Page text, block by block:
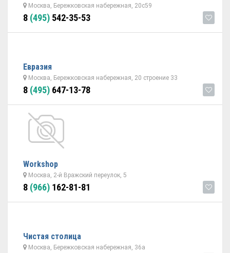
Москва, Бережковская набережная, 20с59
8 (495) 542-35-53
Евразия
Москва, Бережковская набережная, 20 строение 33
8 (495) 647-13-78
Workshop
Москва, 2-й Вражский переулок, 5
8 (966) 162-81-81
Чистая столица
Москва, Бережковская набережная, 36а